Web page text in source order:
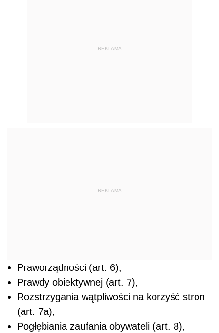
REKLAMA
REKLAMA
Praworządności (art. 6),
Prawdy obiektywnej (art. 7),
Rozstrzygania wątpliwości na korzyść stron
(art. 7a),
Pogłębiania zaufania obywateli (art. 8),